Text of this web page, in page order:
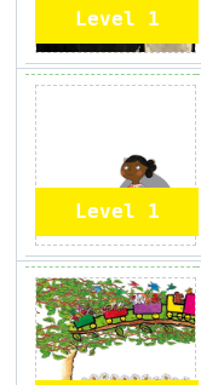
Level 1
Level 1